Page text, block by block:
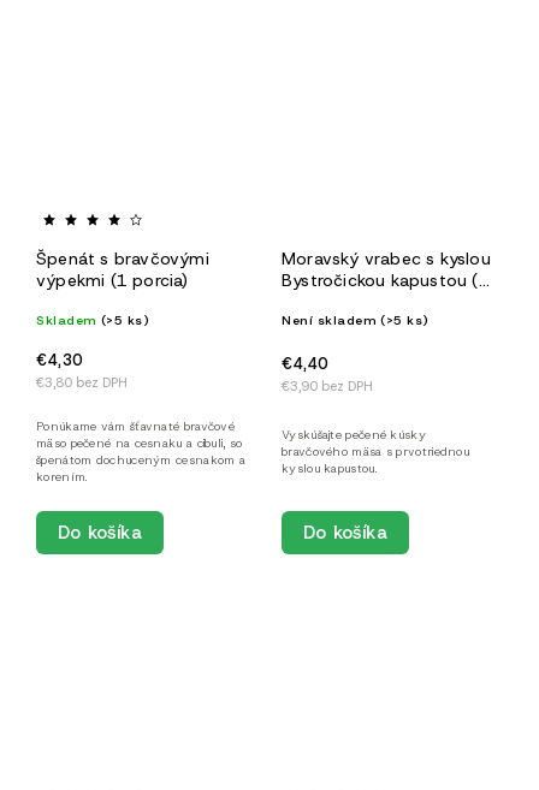
Špenát s bravčovými
výpekmi (1 porcia)
Skladem (>5 ks)
€3,80 bez DPH
€4,30
Do košíka
Ponúkame vám šťavnaté bravčové
mäso pečené na cesnaku a cibuli, so
špenátom dochuceným cesnakom a
korením.
Moravský vrabec s kyslou
Bystročickou kapustou (1
Není skladem (>5 ks)
€3,90 bez DPH
€4,40
Do košíka
Vyskúšajte pečené kúsky
bravčového mäsa s prvotriednou
kyslou kapustou.